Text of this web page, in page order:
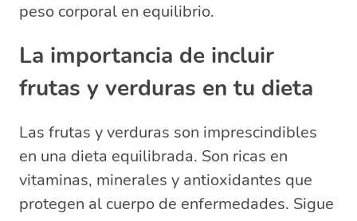
peso corporal en equilibrio.
La importancia de incluir
frutas y verduras en tu dieta
Las frutas y verduras son imprescindibles
en una dieta equilibrada. Son ricas en
vitaminas, minerales y antioxidantes que
protegen al cuerpo de enfermedades. Sigue